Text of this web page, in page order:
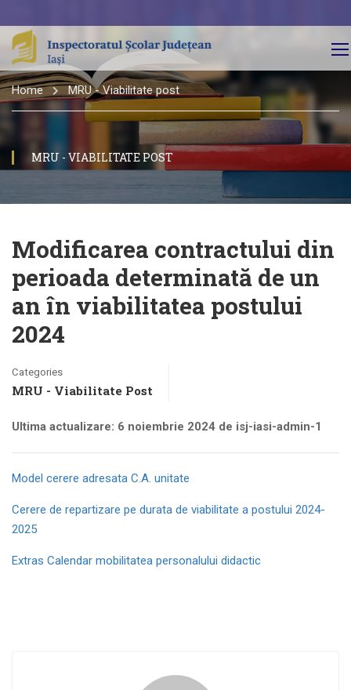
Home MRU - Viabilitate post
MRU - VIABILITATE POST
Modificarea contractului din
perioada determinată de un
an în viabilitatea postului
2024
Categories
MRU - Viabilitate Post
Ultima actualizare: 6 noiembrie 2024 de isj-iasi-admin-1
Model cerere adresata C.A. unitate
Cerere de repartizare pe durata de viabilitate a postului 2024-
2025
Extras Calendar mobilitatea personalului didactic